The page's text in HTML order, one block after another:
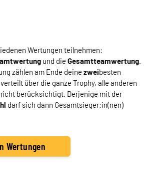
Wertungen teilnehmen:
und die Gesamtteamwertung.
zählen am Ende deine zweibesten
über die ganze Trophy, alle anderen
berücksichtigt. Derjenige mit der
darf sich dann Gesamtsieger:in(nen)
Wertungen